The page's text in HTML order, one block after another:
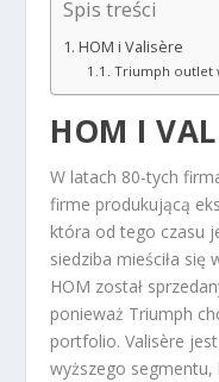
Spis treści
HOM i Valisère
Triumph outlet
HOM I
W latach 80-tych
firme produkującą
która od tego czasu
siedziba mieściła się
HOM został
ponieważ Triumph
portfolio. Valisère
wyższego segmentu,